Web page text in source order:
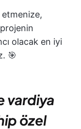
etmenize,
olacak en iyi
🎯
vardiya
özel